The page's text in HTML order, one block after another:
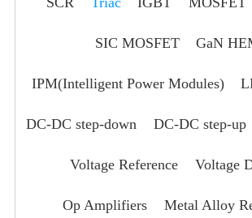
SIC MOSFET GaN
IPM(Intelligent Power Modules)
DC-DC step-down DC-DC step-up
Voltage Reference Voltage
Op Amplifiers Metal Alloy